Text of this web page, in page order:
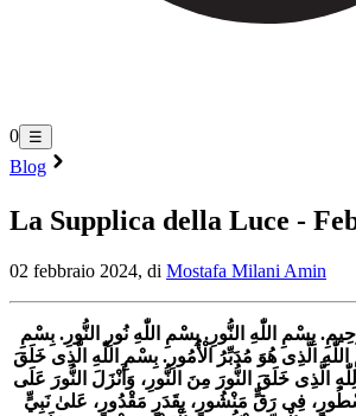
0 ☰
Blog
La Supplica della Luce -
02 febbraio 2024, di Mostafa Milani Amin
بِسْمِ اللّٰهِ النُّورِ. بِسْمِ اللّٰهِ نُورِ النُّورِ. بِسْمِ
اللّٰهِ الَّذِى هُوَ مُدَبِّرُ الْأُمُورِ. بِسْمِ اللّٰهِ الَّذِى خَلَقَ
الَّذِى خَلَقَ النُّورَ مِنَ النُّورِ، وَأَنْزَلَ النُّورَ عَلَى
فِى رَقٍّ مَنْشُورٍ، بِقَدَرٍ مَقْدُورٍ، عَلىٰ نَبِيٍّ